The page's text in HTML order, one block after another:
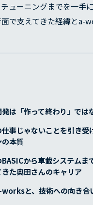
ューニングまでを一手
で支えてきた経緯とa-
は「作って終わり」では
事じゃないことを引き受
本質
から車載システムま
た奥田さんのキャリア
worksと、技術への向き合